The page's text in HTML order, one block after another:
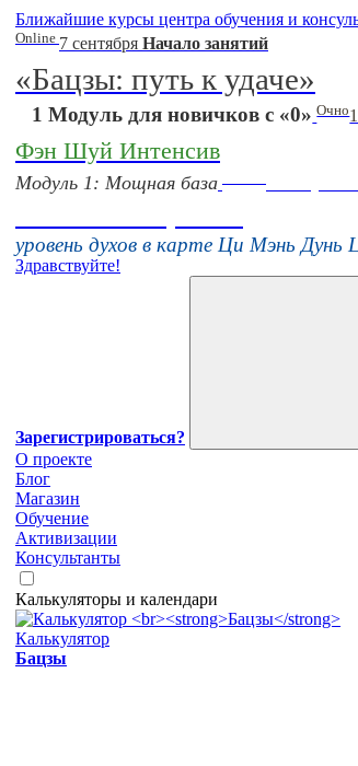
Ближайшие курсы центра обучения и
Online 7 сентября Начало занятий
«Бацзы: путь к удаче»
1 Модуль для новичков с «0» Очно
Фэн Шуй Интенсив
Модуль 1: Мощная база
уровень духов в карте Ци Мэнь Дунь
Здравствуйте!
Зарегистрироваться?
О проекте
Блог
Магазин
Обучение
Активизации
Консультанты
Калькуляторы и календари
Калькулятор
Бацзы